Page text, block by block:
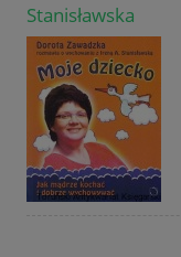
Stanisławska